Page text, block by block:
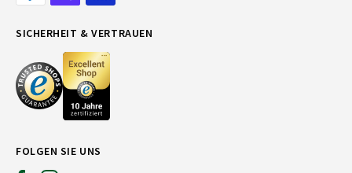
FOLGEN SIE UNS
SICHERHEIT & VERTRAUEN